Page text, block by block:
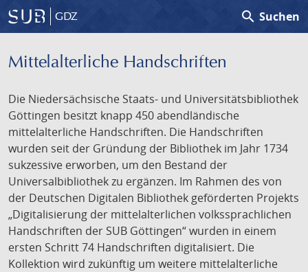
GDZ search Suchen
Mittelalterliche Handschriften
Die Niedersächsische Staats- und Universitätsbibliothek
Göttingen besitzt knapp 450 abendländische
mittelalterliche Handschriften. Die Handschriften
wurden seit der Gründung der Bibliothek im Jahr 1734
sukzessive erworben, um den Bestand der
Universalbibliothek zu ergänzen. Im Rahmen des von
der Deutschen Digitalen Bibliothek geförderten Projekts
„Digitalisierung der mittelalterlichen volkssprachlichen
Handschriften der SUB Göttingen“ wurden in einem
ersten Schritt 74 Handschriften digitalisiert. Die
Kollektion wird zukünftig um weitere mittelalterliche